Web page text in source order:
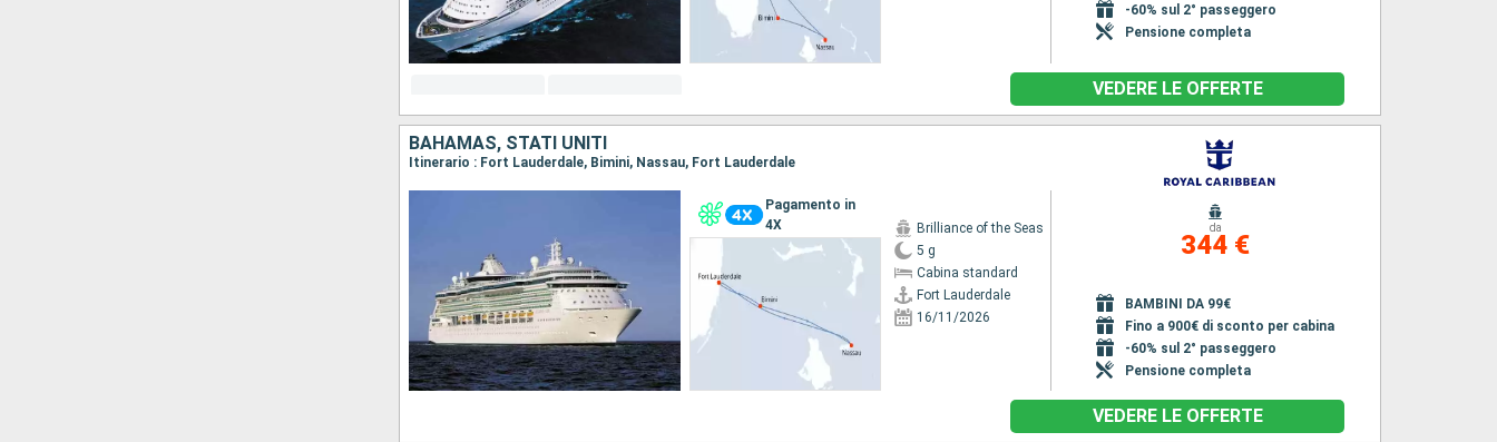
-60% sul 2° passeggero
Pensione completa
VEDERE LE OFFERTE
BAHAMAS, STATI UNITI
Itinerario : Fort Lauderdale, Bimini, Nassau, Fort Lauderdale
Pagamento in
4X
Brilliance of the Seas
5 g
Cabina standard
Fort Lauderdale
16/11/2026
da
344 €
BAMBINI DA 99€
Fino a 900€ di sconto per cabina
-60% sul 2° passeggero
Pensione completa
VEDERE LE OFFERTE